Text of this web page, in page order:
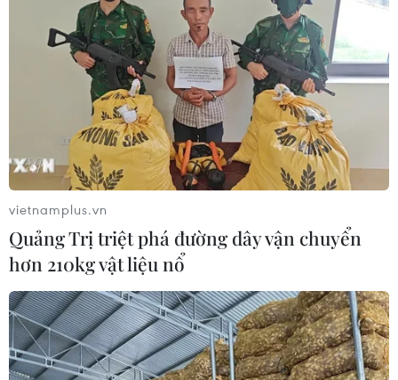
Doanh thu AI của Microsoft phụ
thuộc phần lớn vào đối tác OpenAI
06/08/2026 06:31
Tây Ninh: Tạo điều kiện hình thành
doanh nghiệp công nghệ chiến lược
Từ mở rộng số lượng đến nâng cao
chất lượng doanh nghiệp tư nhân ở
Tây Ninh
06/08/2026 04:23
vietnamplus.vn
Quảng Trị triệt phá đường dây vận chuyển
hơn 210kg vật liệu nổ